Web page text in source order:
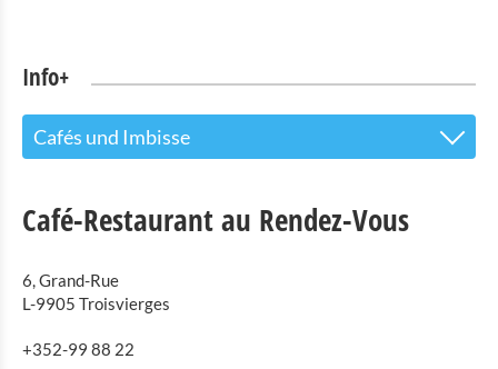
Info+
Cafés und Imbisse
Sehenswürdigkeiten
Naturpark Our
Café-Restaurant au Rendez-Vous
6, Grand-Rue
L-9905 Troisvierges
+352-99 88 22